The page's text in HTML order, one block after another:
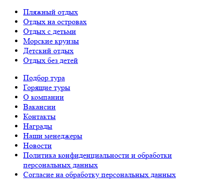
Пляжный отдых
Отдых на островах
Отдых с детьми
Морские круизы
Детский отдых
Отдых без детей
Подбор тура
Горящие туры
О компании
Вакансии
Контакты
Награды
Наши менеджеры
Новости
Политика конфиденциальности и обработки
персональных данных
Согласие на обработку персональных данных